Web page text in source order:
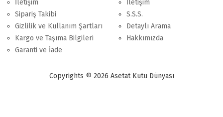
İletişim
Sipariş Takibi
Gizlilik ve Kullanım Şartları
Kargo ve Taşıma Bilgileri
Garanti ve İade
İletişim
S.S.S.
Detaylı Arama
Hakkımızda
Copyrights © 2026 Asetat Kutu Dünyası